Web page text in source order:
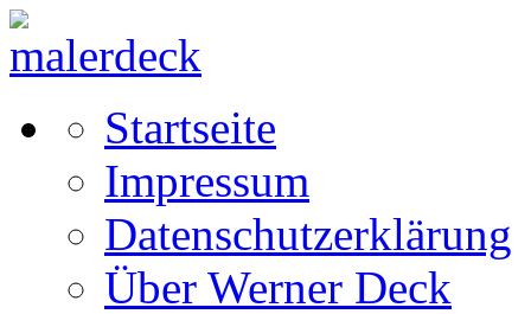
Startseite
Impressum
Datenschutzerklärung
Über Werner Deck